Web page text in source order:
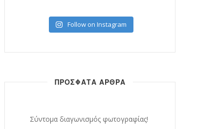
Follow on Instagram
ΠΡΟΣΦΑΤΑ ΑΡΘΡΑ
Σύντομα διαγωνισμός φωτογραφίας!